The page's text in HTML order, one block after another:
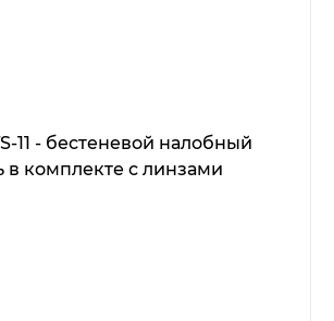
11 - бестеневой налобный
в комплекте с линзами